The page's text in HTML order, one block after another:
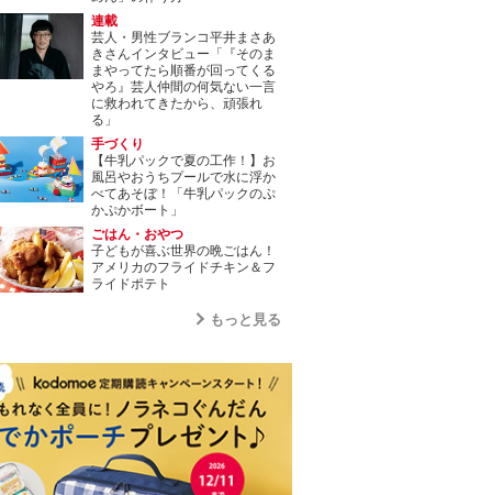
連載
芸人・男性ブランコ平井まさあ
きさんインタビュー「『そのま
まやってたら順番が回ってくる
やろ』芸人仲間の何気ない一言
に救われてきたから、頑張れ
る」
手づくり
【牛乳パックで夏の工作！】お
風呂やおうちプールで水に浮か
べてあそぼ！「牛乳パックのぷ
かぷかボート」
ごはん・おやつ
子どもが喜ぶ世界の晩ごはん！
アメリカのフライドチキン＆フ
ライドポテト
もっと見る